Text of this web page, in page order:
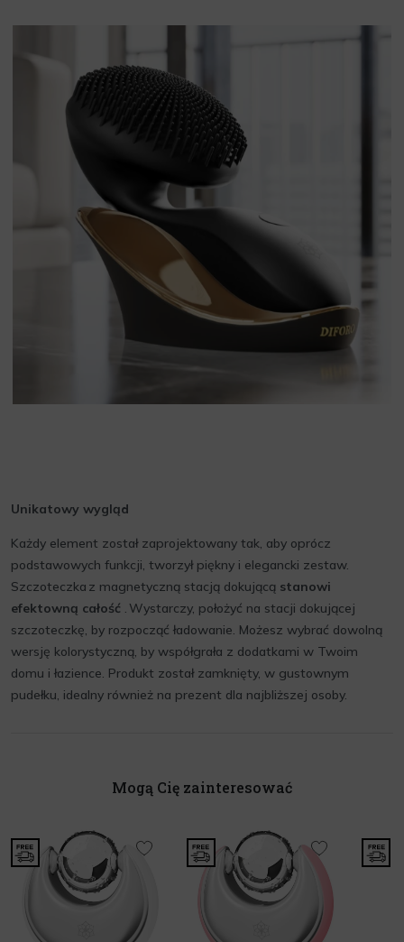
Unikatowy wygląd
Każdy element został zaprojektowany tak, aby oprócz
podstawowych funkcji, tworzył piękny i elegancki zestaw.
Szczoteczka z magnetyczną stacją dokującą stanowi
efektowną całość . Wystarczy, położyć na stacji dokującej
szczoteczkę, by rozpocząć ładowanie. Możesz wybrać dowolną
wersję kolorystyczną, by współgrała z dodatkami w Twoim
domu i łazience. Produkt został zamknięty, w gustownym
pudełku, idealny również na prezent dla najbliższej osoby.
Mogą Cię zainteresować